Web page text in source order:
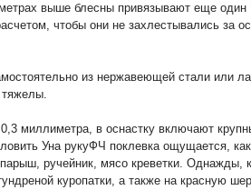
выше блесны привязывают еще один
чтобы они не захлестывались за
из нержавеющей стали или
миллиметра, в оснастку включают
Уна рукуФЧ поклевка ощущается,
ручейник, мясо креветки. Однажды,
куропатки, а также на красную